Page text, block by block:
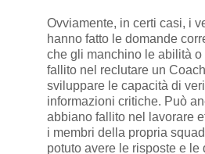
Ovviamente, in certi casi, i
hanno fatto le domande
che gli manchino le abilità
fallito nel reclutare un
sviluppare le capacità di
informazioni critiche. Può
abbiano fallito nel lavorare
i membri della propria
potuto avere le risposte e le